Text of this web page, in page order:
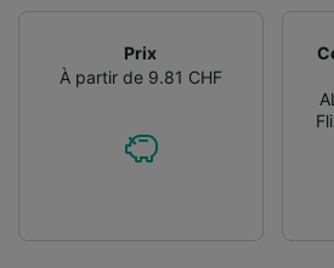
Prix
À partir de 9.81 CHF